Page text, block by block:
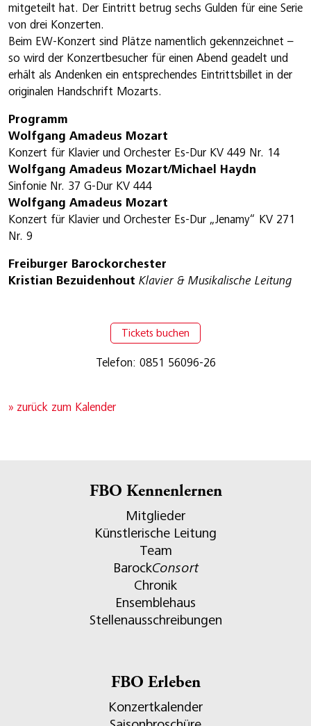
mitgeteilt hat. Der Eintritt betrug sechs Gulden für eine Serie
von drei Konzerten.
Beim EW-Konzert sind Plätze namentlich gekennzeichnet –
so wird der Konzertbesucher für einen Abend geadelt und
erhält als Andenken ein entsprechendes Eintrittsbillet in der
originalen Handschrift Mozarts.
Programm
Wolfgang Amadeus Mozart
Konzert für Klavier und Orchester Es-Dur KV 449 Nr. 14
Wolfgang Amadeus Mozart/Michael Haydn
Sinfonie Nr. 37 G-Dur KV 444
Wolfgang Amadeus Mozart
Konzert für Klavier und Orchester Es-Dur „Jenamy“ KV 271
Nr. 9
Freiburger Barockorchester
Kristian Bezuidenhout Klavier & Musikalische Leitung
Tickets buchen
Telefon: 0851 56096-26
» zurück zum Kalender
FBO Kennenlernen
Mitglieder
Künstlerische Leitung
Team
BarockConsort
Chronik
Ensemblehaus
Stellenausschreibungen
FBO Erleben
Konzertkalender